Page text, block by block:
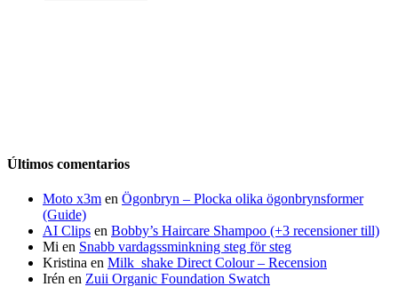
Últimos comentarios
Moto x3m en Ögonbryn – Plocka olika ögonbrynsformer
(Guide)
AI Clips en Bobby’s Haircare Shampoo (+3 recensioner till)
Mi en Snabb vardagssminkning steg för steg
Kristina en Milk_shake Direct Colour – Recension
Irén en Zuii Organic Foundation Swatch